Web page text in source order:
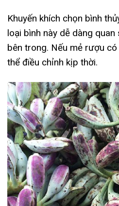
Khuyến khích chọn bình
loại bình này dễ dàng
bên trong. Nếu mẻ rượu
thể điều chỉnh kịp thời.